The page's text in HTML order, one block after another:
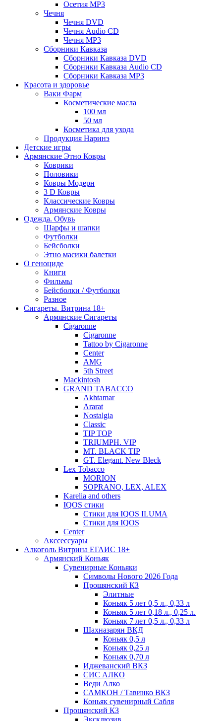
Осетия MP3
Чечня
Чечня DVD
Чечня Audio CD
Чечня MP3
Сборники Кавказа
Сборники Кавказа DVD
Сборники Кавказа Audio CD
Сборники Кавказа MP3
Красота и здоровье
Ваки Фарм
Косметические масла
100 мл
50 мл
Косметика для ухода
Продукция Наринэ
Детские игры
Армянские Этно Ковры
Коврики
Половики
Ковры Модерн
3 D Ковры
Классические Ковры
Армянские Ковры
Одежда. Обувь
Шарфы и шапки
Футболки
Бейсболки
Этно масики балетки
О геноциде
Книги
Фильмы
Бейсболки / Футболки
Разное
Сигареты. Витрина 18+
Армянские Сигареты
Cigaronne
Cigaronne
Tattoo by Cigaronne
Center
AMG
5th Street
Mackintosh
GRAND TABACCO
Akhtamar
Ararat
Nostalgia
Classic
TIP TOP
TRIUMPH. VIP
MT. BLACK TIP
GT. Elegant. New Bleck
Lex Tobacco
MORION
SOPRANO, LEX, ALEX
Karelia and others
IQOS стики
Стики для IQOS ILUMA
Стики для IQOS
Сenter
Акссессуары
Алкоголь Витрина ЕГАИС 18+
Армянский Коньяк
Сувенирные Коньяки
Символы Нового 2026 Года
Прошянский КЗ
Элитные
Коньяк 5 лет 0,5 л., 0,33 л
Коньяк 5 лет 0,18 л., 0,25 л.
Коньяк 7 лет 0,5 л., 0,33 л
Шахназарян ВКД
Коньяк 0,5 л
Коньяк 0,25 л
Коньяк 0,70 л
Иджеванский ВКЗ
СИС АЛКО
Веди Алко
САМКОН / Тавинко ВКЗ
Коньяк сувенирный Сабля
Прошянский КЗ
Эксклюзив